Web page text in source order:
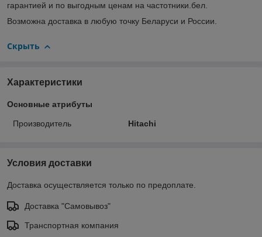
гарантией и по выгодным ценам на частотники.бел.
Возможна доставка в любую точку Беларуси и России.
Скрыть
Характеристики
Основные атрибуты
Производитель Hitachi
Условия доставки
Доставка осуществляется только по предоплате.
Доставка "Самовывоз"
Транспортная компания